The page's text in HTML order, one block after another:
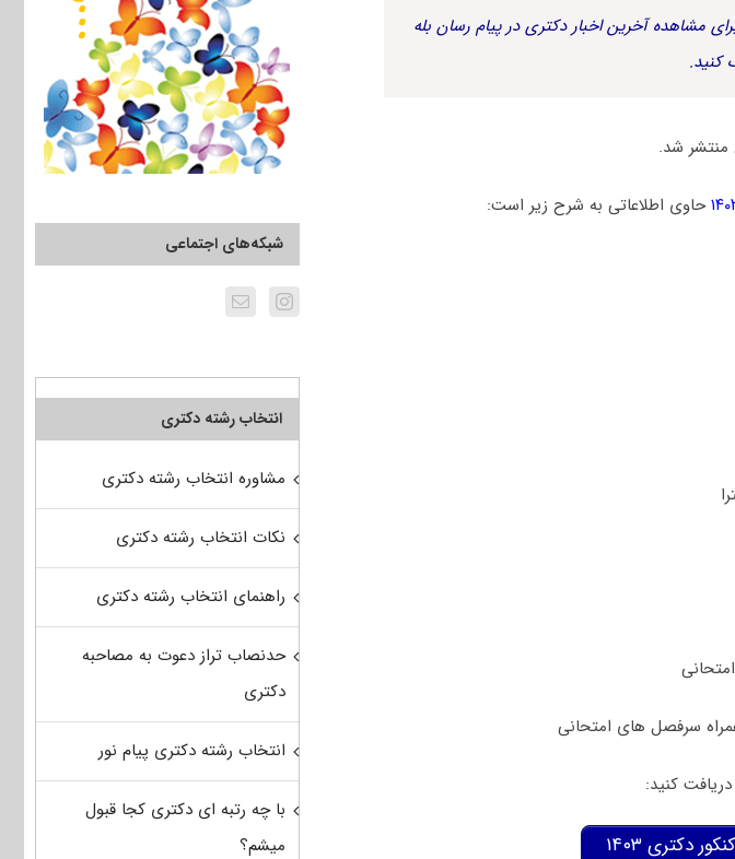
مشاهده آخرین اخبار دکتری در پیام رسان بله
کنید.
حاوی اطلاعاتی به شرح زیر است:
دکتری ۱۴۰۳
شبکه‌های اجتماعی
انتخاب رشته دکتری
مشاوره انتخاب رشته دکتری
نکات انتخاب رشته دکتری
راهنمای انتخاب رشته دکتری
حدنصاب تراز دعوت به مصاحبه
دکتری
انتخاب رشته دکتری پیام نور
با چه رتبه ای دکتری کجا قبول
میشم؟